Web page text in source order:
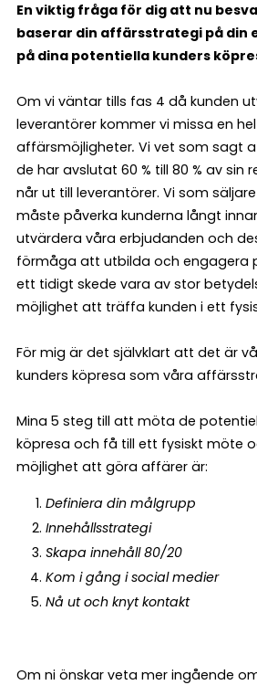
En viktig fråga för dig att nu
baserar din affärsstrategi på din
på dina potentiella kunders
Om vi väntar tills fas 4 då kunden
leverantörer kommer vi missa en
affärsmöjligheter. Vi vet som sagt
de har avslutat 60 % till 80 % av sin
når ut till leverantörer. Vi som
måste påverka kunderna långt
utvärdera våra erbjudanden och
förmåga att utbilda och engagera
ett tidigt skede vara av stor
möjlighet att träffa kunden i ett
För mig är det självklart att det är
kunders köpresa som våra
Mina 5 steg till att möta de
köpresa och få till ett fysiskt möte
möjlighet att göra affärer är:
Definiera din målgrupp
Innehållsstrategi
Skapa innehåll 80/20
Kom i gång i social medier
Nå ut och knyt kontakt
Om ni önskar veta mer ingående